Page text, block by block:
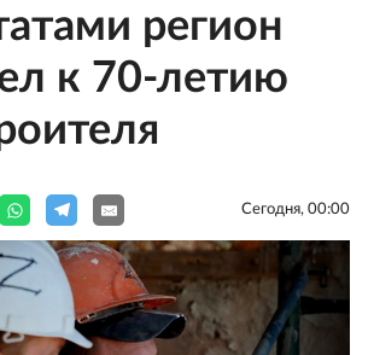
регион
к 70-летию
Сегодня, 00:00